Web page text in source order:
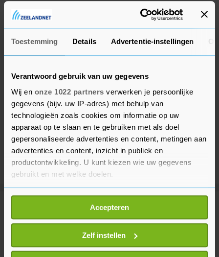
Toestemming Details Advertentie-instellingen
Verantwoord gebruik van uw gegevens
Wij en onze 1022 partners verwerken je persoonlijke
gegevens (bijv. uw IP-adres) met behulp van
technologieën zoals cookies om informatie op uw
apparaat op te slaan en te gebruiken met als doel
gepersonaliseerde advertenties en content, metingen aan
advertenties en content, inzicht in publiek en
productontwikkeling. U kunt kiezen wie uw gegevens
gebruikt en met welke doelen.
Als u het toestaat, willen we ook graag:
Informatie verzamelen over uw geografische
locatie, die tot een paar meter nauwkeurig kan zijn
Uw apparaat identificeren door het actief te
scannen op specifieke eigenschappen (fingerprinting)
Accepteren
Zelf instellen
Montreal verrassend van